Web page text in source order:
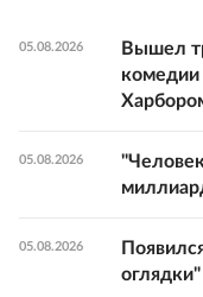
05.08.2026
Вышел
комедии
05.08.2026
05.08.2026